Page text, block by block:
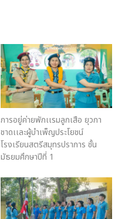
การอยู่ค่ายพักเเรมลูกเสือ ยุวกา
ชาดเเละผู้บำเพ็ญประโยชน์
โรงเรียนสตรีสมุทรปราการ ชั้น
มัธยมศึกษาปีที่ 1